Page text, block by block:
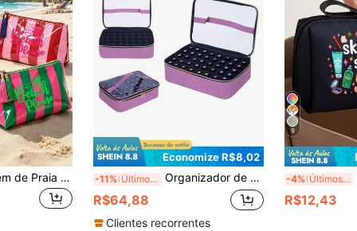
Bolsa de Maquiagem de Praia Listrada Colorida com Zíper de Borla, Estampa de Palmeira, Bolsa de Higiene Pessoal de PVC Impermeável, Organizador de Maquiagem Portátil para Viagem, Bolsa de Higiene Pessoal Multifuncional, Bolsa de Armazenamento de Maquiagem para Férias, Perfeita para Praia, Piscina, Cruzeiro e Essenciais de Férias, Multicolorida
Economize R$8,02
-11% Últimos 3 dias Organizador de Esmalte de Unhas para 24-84 Frascos, Bolsa Cosmética Portátil Multicolorida, Pode Armazenar Até 24-84 Frascos (15ml), Furadeira de Unhas, Organizador de Viagem com Divisórias Removíveis.
R$64,88
Clientes recorrentes
9
-4% Últimos 3 dias
R$12,43